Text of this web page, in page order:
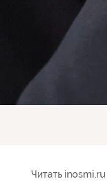
Читать inosmi.ru